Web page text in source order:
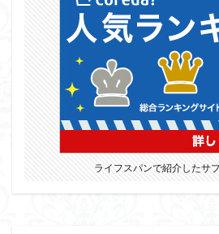
ライフスパンで紹介したサ